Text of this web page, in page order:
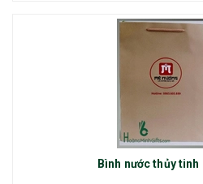
Bình nước thủy